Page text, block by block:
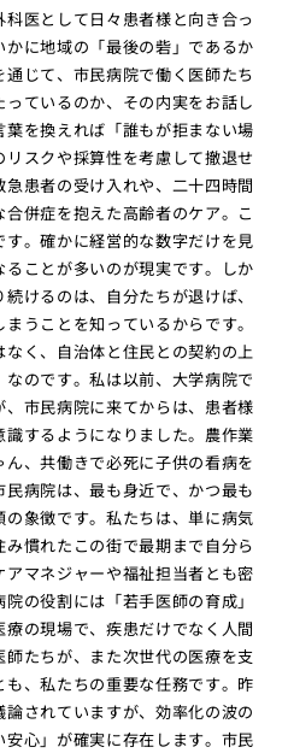
医として日々患者様と向き合っ
に地域の「最後の砦」であるか
じて、市民病院で働く医師たち
ているのか、その内実をお話し
を換えれば「誰もが拒まない場
スクや採算性を考慮して撤退せ
患者の受け入れや、二十四時間
併症を抱えた高齢者のケア。こ
。確かに経営的な数字だけを見
ことが多いのが現実です。しか
けるのは、自分たちが退けば、
うことを知っているからです。
く、自治体と住民との契約の上
のです。私は以前、大学病院で
市民病院に来てからは、患者様
するようになりました。農作業
、共働きで必死に子供の看病を
病院は、最も身近で、かつ最も
象徴です。私たちは、単に病気
慣れたこの街で最期まで自分ら
マネジャーや福祉担当者とも密
の役割には「若手医師の育成」
の現場で、疾患だけでなく人間
たちが、また次世代の医療を支
、私たちの重要な任務です。昨
されていますが、効率化の波の
心」が確実に存在します。市民